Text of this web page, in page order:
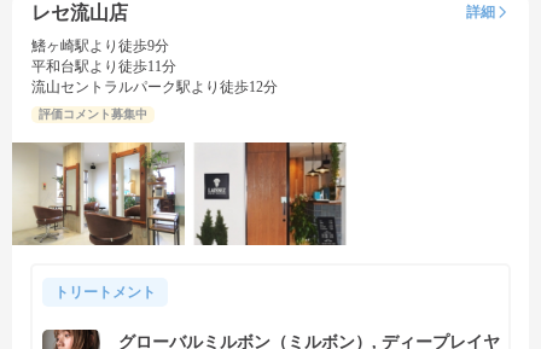
レセ流山店
詳細
鰭ヶ崎駅より徒歩9分
平和台駅より徒歩11分
流山セントラルパーク駅より徒歩12分
評価コメント募集中
トリートメント
グローバルミルボン（ミルボン）, ディープレイヤ